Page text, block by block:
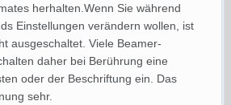
herhalten.Wenn Sie während
Einstellungen verändern wollen, ist
ausgeschaltet. Viele Beamer-
daher bei Berührung eine
oder der Beschriftung ein. Das
sehr.